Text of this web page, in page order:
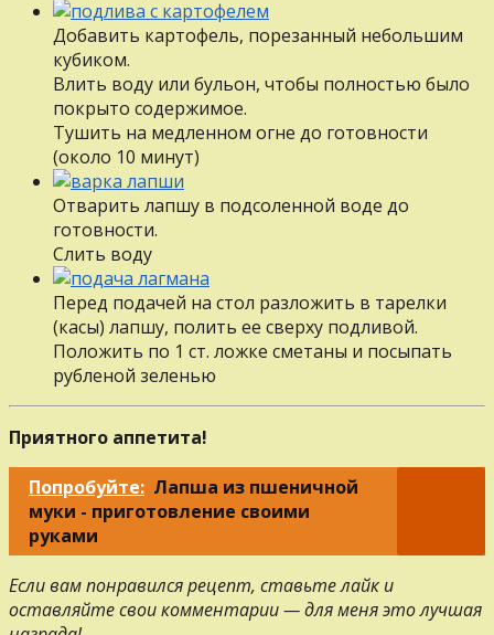
Добавить картофель, порезанный небольшим
кубиком.
Влить воду или бульон, чтобы полностью было
покрыто содержимое.
Тушить на медленном огне до готовности
(около 10 минут)
Отварить лапшу в подсоленной воде до
готовности.
Слить воду
Перед подачей на стол разложить в тарелки
(касы) лапшу, полить ее сверху подливой.
Положить по 1 ст. ложке сметаны и посыпать
рубленой зеленью
Приятного аппетита!
Попробуйте: Лапша из пшеничной
муки - приготовление своими
руками
Если вам понравился рецепт, ставьте лайк и
оставляйте свои комментарии — для меня это лучшая